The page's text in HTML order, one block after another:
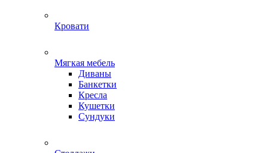
Кровати
Мягкая мебель
Диваны
Банкетки
Кресла
Кушетки
Сундуки